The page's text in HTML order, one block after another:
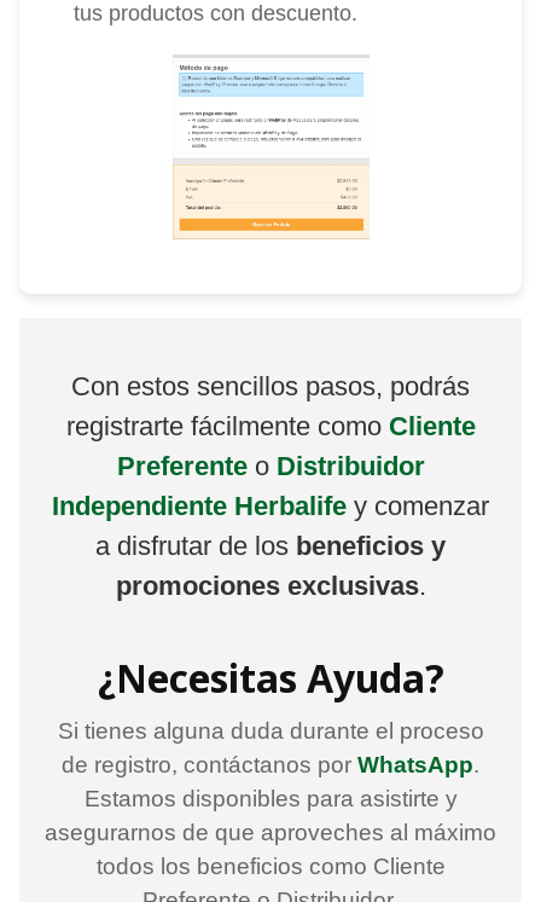
tus productos con descuento.
Con estos sencillos pasos, podrás
registrarte fácilmente como Cliente
Preferenteo Distribuidor
Independiente Herbalife y comenzar
a disfrutar de los beneficios y
promociones exclusivas.
¿Necesitas Ayuda?
Si tienes alguna duda durante el proceso
de registro, contáctanos por WhatsApp.
Estamos disponibles para asistirte y
asegurarnos de que aproveches al máximo
todos los beneficios como Cliente